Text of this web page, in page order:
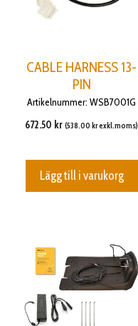
CABLE HARNESS 13-
PIN
Artikelnummer: WSB7001G
672.50 kr (538.00 krexkl.moms)
Lägg till i varukorg